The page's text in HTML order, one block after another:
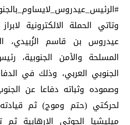
وتاتي الحملة الالكترونية
عيدروس بن قاسم الزُبيدي،
المسلحة والأمن الجنوبية،
الجنوبي العربي، وذلك في
وصموده وثباته دفاعا عن
لحركتي (حتم وموج) ثم
ميليشيا الحوثي الإرهابية